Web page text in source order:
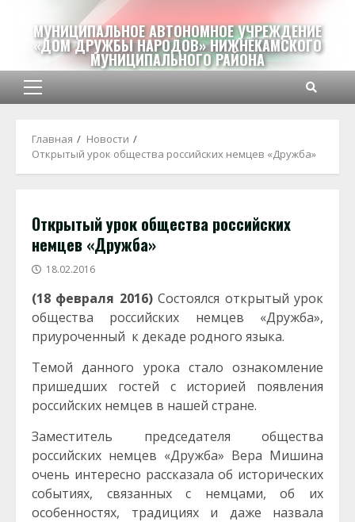
содержимому
МУНИЦИПАЛЬНОЕ АВТОНОМНОЕ УЧРЕЖДЕНИЕ
«ДОМ ДРУЖБЫ НАРОДОВ» НИЖНЕКАМСКОГО
МУНИЦИПАЛЬНОГО РАЙОНА
Основное
Главная
Новости
Открытый урок общества российских немцев «Дружба»
Открытый урок общества российских
немцев «Дружба»
18.02.2016
(18 февраля 2016)Состоялся открытый урок
общества российских немцев «Дружба»,
приуроченный к декаде родного языка.
Темой данного урока стало ознакомление
пришедших гостей с историей появления
российских немцев в нашей стране.
Заместитель председателя общества
российских немцев «Дружба» Вера Мишина
очень интересно рассказала об исторических
событиях, связанных с немцами, об их
особенностях, традициях и даже назвала